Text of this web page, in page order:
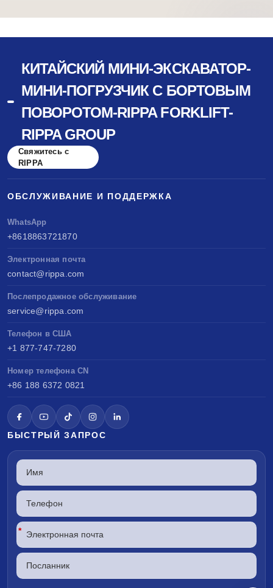
КИТАЙСКИЙ МИНИ-ЭКСКАВАТОР-
МИНИ-ПОГРУЗЧИК С БОРТОВЫМ
ПОВОРОТОМ-RIPPA FORKLIFT-
RIPPA GROUP
Свяжитесь с
RIPPA
ОБСЛУЖИВАНИЕ И ПОДДЕРЖКА
WhatsApp
+8618863721870
Электронная почта
contact@rippa.com
Послепродажное обслуживание
service@rippa.com
Телефон в США
+1 877-747-7280
Номер телефона CN
+86 188 6372 0821
БЫСТРЫЙ ЗАПРОС
*